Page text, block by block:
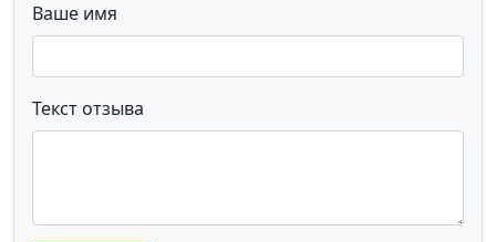
Ваше имя
Текст отзыва